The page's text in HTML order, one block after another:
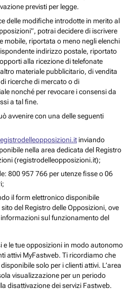
previsti per legge.
delle modifiche introdotte in merito al
potrai decidere di iscrivere
mobile, riportata o meno negli elenchi
indirizzo postale, riportato
alla ricezione di telefonate
materiale pubblicitario, di vendita
ricerche di mercato o di
nonché per revocare i consensi da
a tal fine.
avvenire con una delle seguenti
inviando
nella area dedicata del Registro
(registrodelleopposizioni.it);
800 957 766 per utenze fisse o 06
il form elettronico disponibile
del Registro delle Opposizioni, ove
sul funzionamento del
e le tue opposizioni in modo autonomo
attivi MyFastweb. Ti ricordiamo che
solo per i clienti attivi. L’area
visualizzazione per un periodo
disattivazione dei servizi Fastweb.